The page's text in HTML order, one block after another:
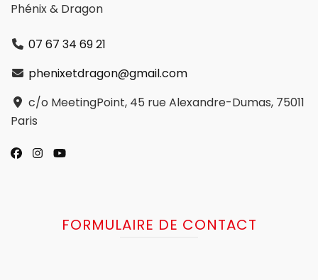
Phénix & Dragon
07 67 34 69 21
phenixetdragon@gmail.com
c/o MeetingPoint, 45 rue Alexandre-Dumas, 75011
Paris
FORMULAIRE DE CONTACT